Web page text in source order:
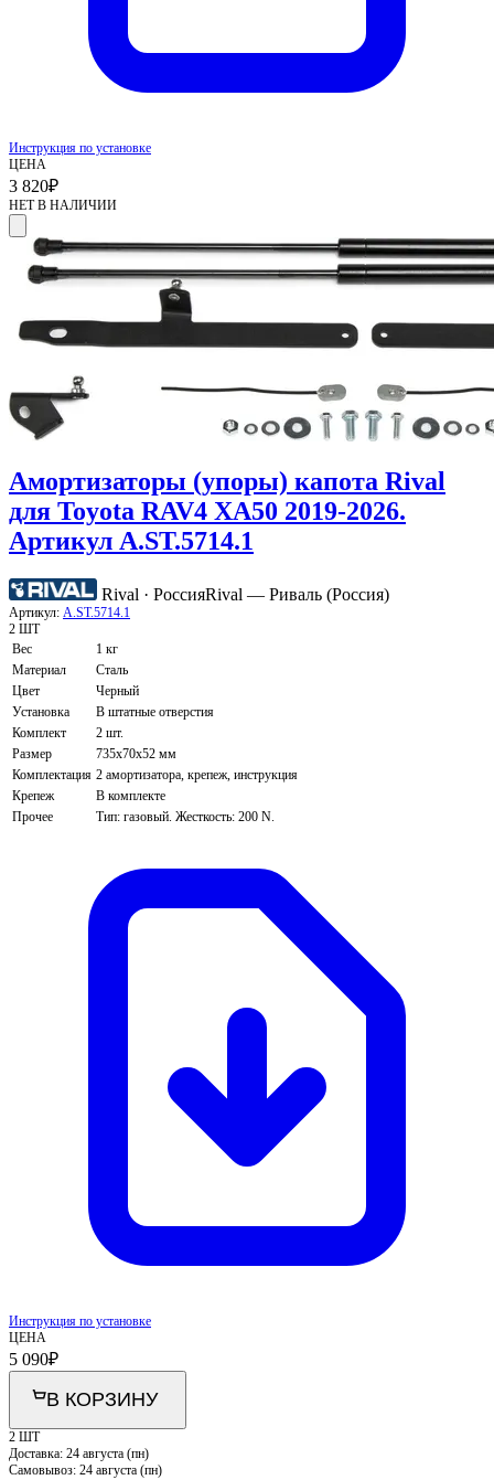
Инструкция по установке
ЦЕНА
3 820₽
НЕТ В НАЛИЧИИ
Амортизаторы (упоры) капота Rival
для Toyota RAV4 XA50 2019-2026.
Артикул A.ST.5714.1
Rival · РоссияRival — Риваль (Россия)
Артикул: A.ST.5714.1
2 ШТ
Вес
1 кг
Материал
Сталь
Цвет
Черный
Установка
В штатные отверстия
Комплект
2 шт.
Размер
735х70х52 мм
Комплектация 2 амортизатора, крепеж, инструкция
Крепеж
В комплекте
Прочее
Тип: газовый. Жесткость: 200 N.
Инструкция по установке
ЦЕНА
5 090₽
В КОРЗИНУ
2 ШТ
Доставка: 24 августа (пн)
Самовывоз: 24 августа (пн)